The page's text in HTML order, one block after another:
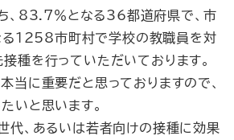
、83.7％となる36都道府県で、市
1258市町村で学校の教職員を対
種を行っていただいております。
当に重要だと思っておりますので、
いと思います。
代、あるいは若者向けの接種に効果